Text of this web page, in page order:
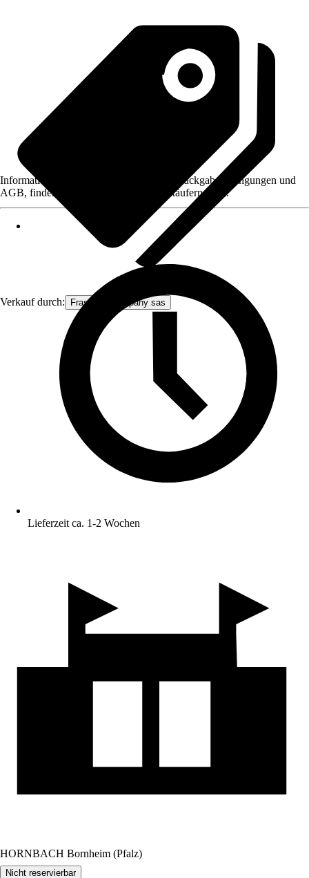
Verkauf durch: Frascio & company sas
Informationen des Verkäufers, wie z. B. Rückgabebedingungen und
AGB, finden Sie bei Klick auf den Verkäufernamen.
Lieferzeit ca. 1-2 Wochen
HORNBACH Bornheim (Pfalz)
Nicht reservierbar